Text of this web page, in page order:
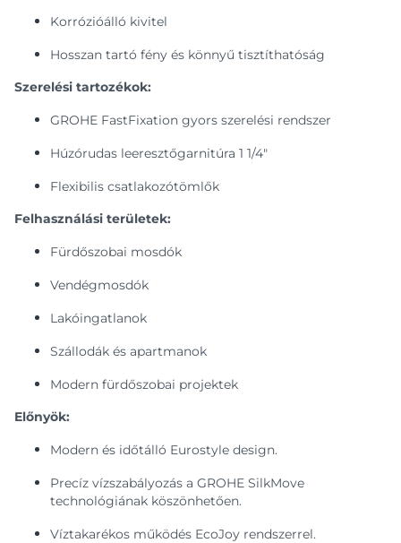
Korrózióálló kivitel
Hosszan tartó fény és könnyű tisztíthatóság
Szerelési tartozékok:
GROHE FastFixation gyors szerelési rendszer
Húzórudas leeresztőgarnitúra 1 1/4"
Flexibilis csatlakozótömlők
Felhasználási területek:
Fürdőszobai mosdók
Vendégmosdók
Lakóingatlanok
Szállodák és apartmanok
Modern fürdőszobai projektek
Előnyök:
Modern és időtálló Eurostyle design.
Precíz vízszabályozás a GROHE SilkMove
technológiának köszönhetően.
Víztakarékos működés EcoJoy rendszerrel.